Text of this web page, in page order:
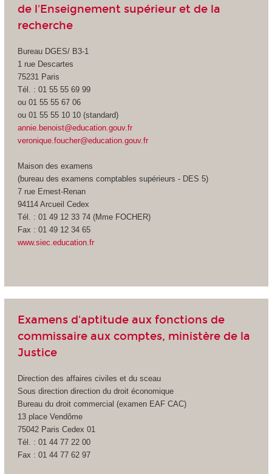
de l'Enseignement supérieur et de la
recherche
Bureau DGES/ B3-1
1 rue Descartes
75231 Paris
Tél. : 01 55 55 69 99
ou 01 55 55 67 06
ou 01 55 55 10 10 (standard)
annie.benoist@education.gouv.fr
veronique.foucher@education.gouv.fr
Maison des examens
(bureau des examens comptables supérieurs - DES 5)
7 rue Ernest-Renan
94114 Arcueil Cedex
Tél. : 01 49 12 33 74 (Mme FOCHER)
Fax : 01 49 12 34 65
www.siec.education.fr
Examens d'aptitude aux fonctions de
commissaire aux comptes, ministère de la
Justice
Direction des affaires civiles et du sceau
Sous direction direction du droit économique
Bureau du droit commercial (examen EAF CAC)
13 place Vendôme
75042 Paris Cedex 01
Tél. : 01 44 77 22 00
Fax : 01 44 77 62 97